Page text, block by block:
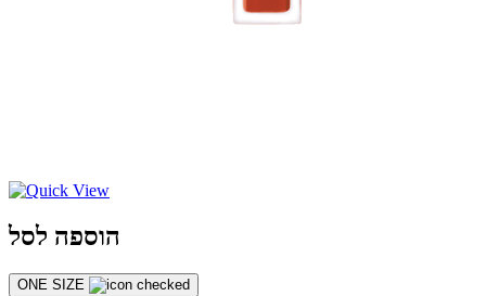
הוספה לסל
ONE SIZE